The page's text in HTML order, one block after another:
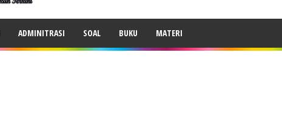
ADMINITRASI SOAL BUKU MATERI